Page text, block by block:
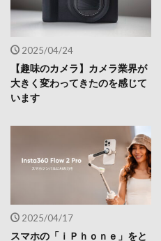
2025/04/24
【趣味のカメラ】カメラ業界が
大きく変わってきたのを感じて
います
2025/04/17
スマホの「ｉＰｈｏｎｅ」をと